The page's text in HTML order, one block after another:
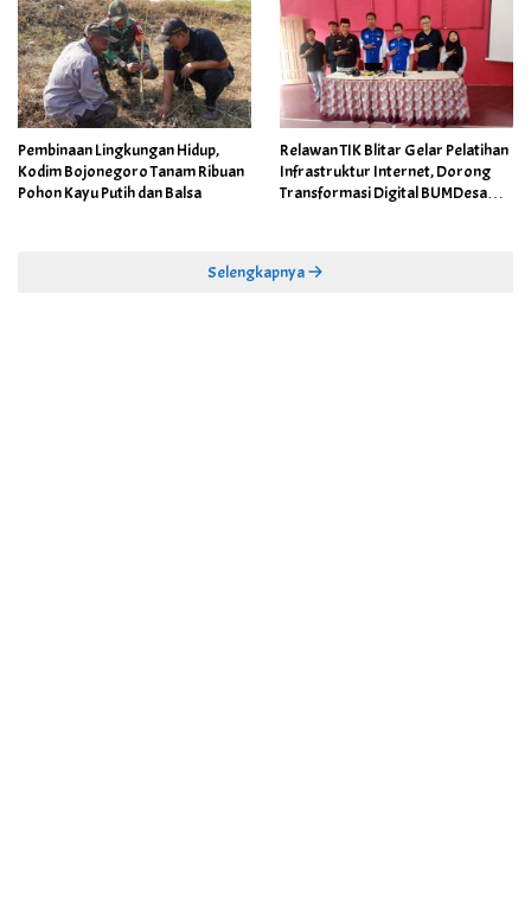
Pembinaan Lingkungan Hidup,
Kodim Bojonegoro Tanam Ribuan
Pohon Kayu Putih dan Balsa
Relawan TIK Blitar Gelar Pelatihan
Infrastruktur Internet, Dorong
Transformasi Digital BUMDesa
Selengkapnya